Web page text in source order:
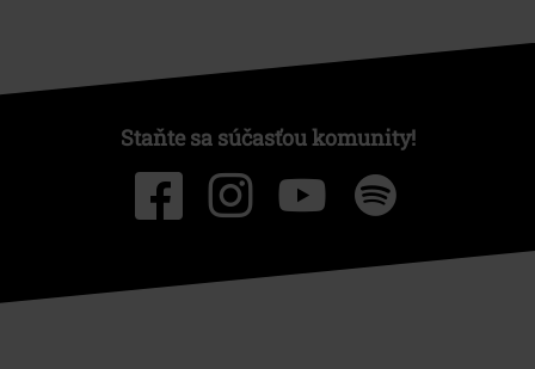
Staňte sa súčasťou komunity!